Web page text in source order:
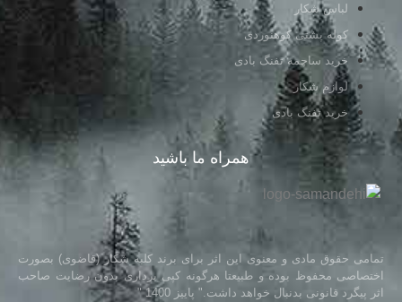
لباس شکار
کوله پشتی کوهنوردی
خرید ساچمه تفنگ بادی
لوازم شکار
خرید تفنگ بادی
همراه ما باشید
تمامی حقوق مادی و معنوی این اثر برای برند کلبه شکار (قاضوی) بصورت
اختصاصی محفوظ بوده و طبیعتا هرگونه کپی برداری بدون رضایت صاحب
اثر پیگرد قانونی بدنبال خواهد داشت." پاییز 1400 "